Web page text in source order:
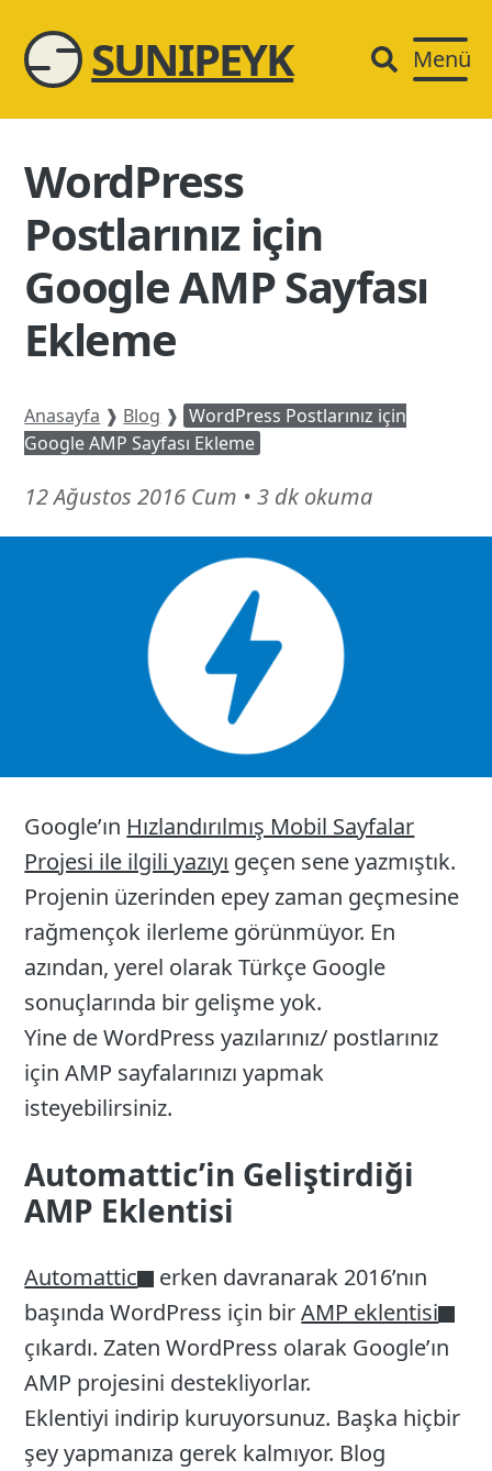
SUNIPEYK Menü
WordPress
Postlarınız için
Google AMP Sayfası
Ekleme
Anasayfa ❱ Blog ❱ WordPress Postlarınız için
Google AMP Sayfası Ekleme
12 Ağustos 2016 Cum 6
Mart
26
• 3 dk okuma
Google’ın Hızlandırılmış Mobil Sayfalar
Projesi ile ilgili yazıyı geçen sene yazmıştık.
Projenin üzerinden epey zaman geçmesine
rağmençok ilerleme görünmüyor. En
azından, yerel olarak Türkçe Google
sonuçlarında bir gelişme yok.
Yine de WordPress yazılarınız/ postlarınız
için AMP sayfalarınızı yapmak
isteyebilirsiniz.
Automattic’in Geliştirdiği
AMP Eklentisi
Automattic
erken davranarak 2016’nın
başında WordPress için birAMP eklentisi
çıkardı. Zaten WordPress olarak Google’ın
AMP projesini destekliyorlar.
Eklentiyi indirip kuruyorsunuz. Başka hiçbir
şey yapmanıza gerek kalmıyor. Blog